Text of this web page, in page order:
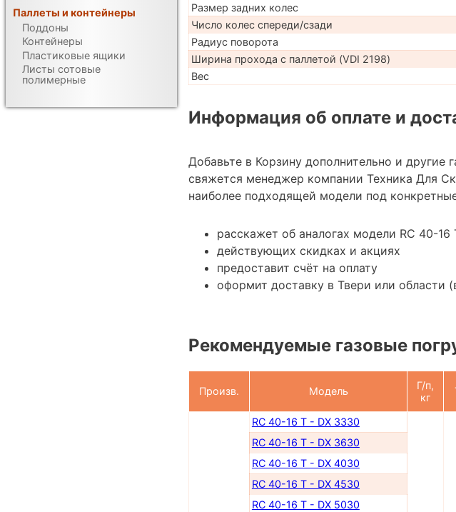
Размер задних колес
Число колес спереди/сзади
Радиус поворота
Ширина прохода с паллетой (VDI 2198)
Вес
Информация об оплате и
Добавьте в Корзину дополнительно и
свяжется менеджер компании Техника Для
наиболее подходящей модели под
расскажет об аналогах модели RC 40-16
действующих скидках и акциях
предоставит счёт на оплату
оформит доставку в Твери или области
Рекомендуемые газовые
Произв. Модель
Г/п,
кг
RC 40-16 T - DX 3330
RC 40-16 T - DX 3630
RC 40-16 T - DX 4030
RC 40-16 T - DX 4530
RC 40-16 T - DX 5030
Паллеты и контейнеры
Поддоны
Контейнеры
Пластиковые ящики
Листы сотовые
полимерные